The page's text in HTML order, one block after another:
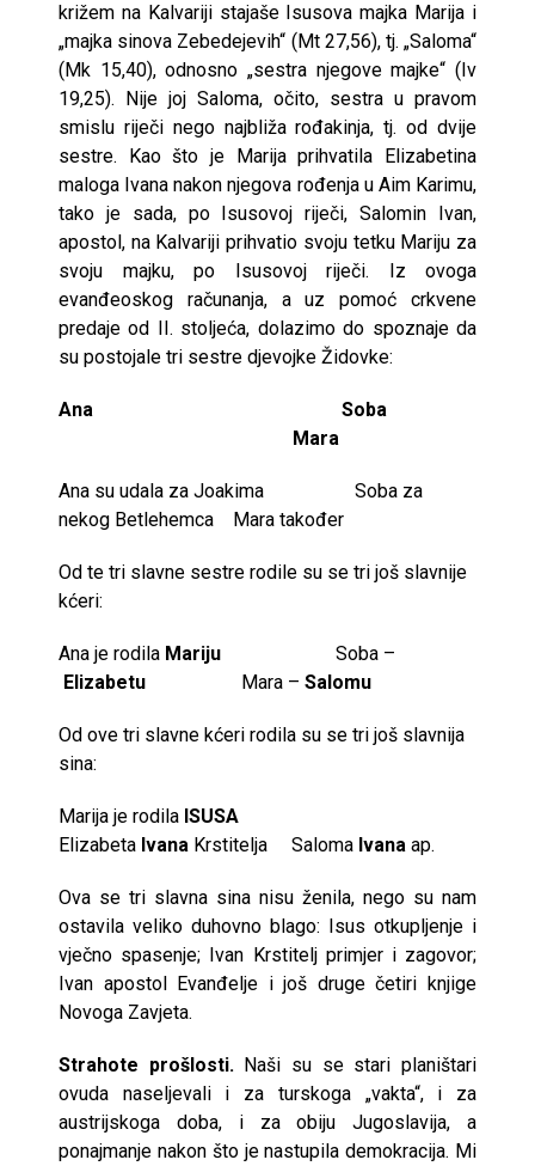
križem na Kalvariji stajaše Isusova majka Marija i
„majka sinova Zebedejevih“ (Mt 27,56), tj. „Saloma“
(Mk 15,40), odnosno „sestra njegove majke“ (Iv
19,25). Nije joj Saloma, očito, sestra u pravom
smislu riječi nego najbliža rođakinja, tj. od dvije
sestre. Kao što je Marija prihvatila Elizabetina
maloga Ivana nakon njegova rođenja u Aim Karimu,
tako je sada, po Isusovoj riječi, Salomin Ivan,
apostol, na Kalvariji prihvatio svoju tetku Mariju za
svoju majku, po Isusovoj riječi. Iz ovoga
evanđeoskog računanja, a uz pomoć crkvene
predaje od II. stoljeća, dolazimo do spoznaje da
su postojale tri sestre djevojke Židovke:
Ana Soba
Mara
Ana su udala za Joakima Soba za
nekog Betlehemca Mara također
Od te tri slavne sestre rodile su se tri još slavnije
kćeri:
Ana je rodila Mariju
Soba –
Elizabetu
Mara – Salomu
Od ove tri slavne kćeri rodila su se tri još slavnija
sina:
Marija je rodila ISUSA
Elizabeta Ivana Krstitelja Saloma Ivana ap.
Ova se tri slavna sina nisu ženila, nego su nam
ostavila veliko duhovno blago: Isus otkupljenje i
vječno spasenje; Ivan Krstitelj primjer i zagovor;
Ivan apostol Evanđelje i još druge četiri knjige
Novoga Zavjeta.
Strahote prošlosti.Naši su se stari planištari
ovuda naseljevali i za turskoga „vakta“, i za
austrijskoga doba, i za obiju Jugoslavija, a
ponajmanje nakon što je nastupila demokracija. Mi